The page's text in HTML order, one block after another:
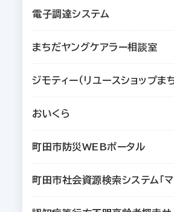
電子調達システム
まちだヤングケアラー相談室
ジモティー（リユースショップまち
おいくら
町田市防災WEBポータル
町田市社会資源検索システム「マ